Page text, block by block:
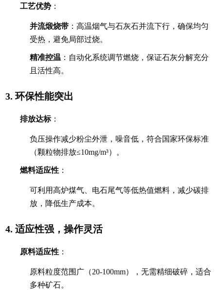
工艺优势 ：
并流煅烧带 ：高温烟气与石灰石并流下行，确保均匀
受热，避免局部过烧。
精准控温 ：自动化系统调节燃烧，保证石灰分解充分
且活性高。
3.环保性能突出
排放达标：
负压操作减少粉尘外泄，噪音低，符合国家环保标准
（颗粒物排放≤10mg/m³）。
燃料适应性 ：
可利用高炉煤气、电石尾气等低热值燃料，减少碳排
放，降低生产成本。
4.适应性强，操作灵活
原料适应性 ：
原料粒度范围广（20-100mm），无需精细破碎，适合
多种矿石。